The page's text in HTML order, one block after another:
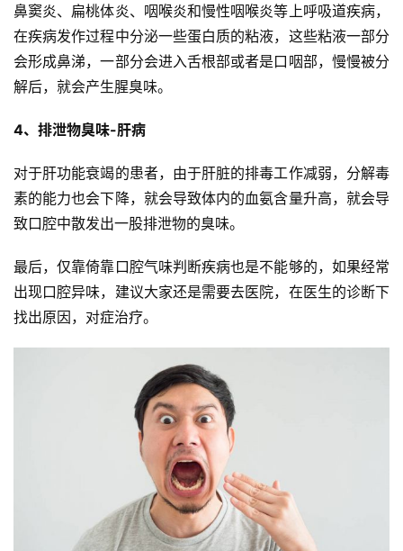
鼻窦炎、扁桃体炎、咽喉炎和慢性咽喉炎等上呼吸道疾病，
在疾病发作过程中分泌一些蛋白质的粘液，这些粘液一部分
会形成鼻涕，一部分会进入舌根部或者是口咽部，慢慢被分
解后，就会产生腥臭味。
4、排泄物臭味-肝病
对于肝功能衰竭的患者，由于肝脏的排毒工作减弱，分解毒
素的能力也会下降，就会导致体内的血氨含量升高，就会导
致口腔中散发出一股排泄物的臭味。
最后，仅靠倚靠口腔气味判断疾病也是不能够的，如果经常
出现口腔异味，建议大家还是需要去医院，在医生的诊断下
找出原因，对症治疗。